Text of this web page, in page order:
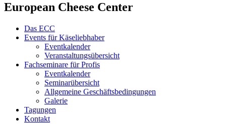
European Cheese Center
Das ECC
Events für Käseliebhaber
Eventkalender
Veranstaltungsübersicht
Fachseminare für Profis
Eventkalender
Seminarübersicht
Allgemeine Geschäftsbedingungen
Galerie
Tagungen
Kontakt